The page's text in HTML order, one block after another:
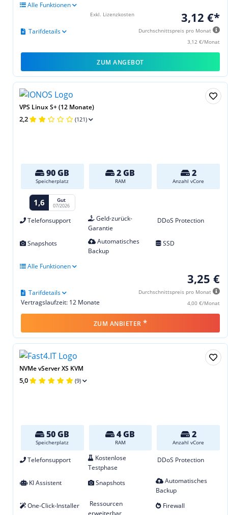
Alle Funktionen
3,12 €*
Durchschnittspreis pro Monat
3,12 €/Monat
Tarifdetails
Exkl. Lizenzkosten
ZUM ANGEBOT
VPS Linux S+ (12 Monate)
2,2 (121)
90 GB
Speicherplatz
2 GB
RAM
2
Anzahl vCore
1,6 Gut
07/2026
Telefonsupport
Geld-zurück-
Garantie
DDoS Protection
Snapshots
Automatisches
Backup
SSD
Alle Funktionen
3,25 €
Durchschnittspreis pro Monat
4,00 €/Monat
Vertragslaufzeit: 12 Monate
Tarifdetails
ZUM ANBIETER *
NVMe vServer XS KVM
5,0 (9)
50 GB
Speicherplatz
4 GB
RAM
2
Anzahl vCore
Telefonsupport
Kostenlose
Testphase
DDoS Protection
KI Assistent Snapshots
Automatisches
Backup
One-Click-Installer
Ressourcen
Firewall